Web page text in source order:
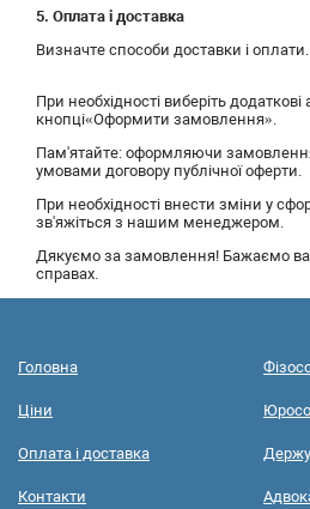
5. Оплата і доставка
Визначте способи доставки і оплати.
При необхідності виберіть додаткові
кнопці«Оформити замовлення».
Пам'ятайте: оформляючи
умовами договору публічної оферти.
При необхідності внести зміни у
зв'яжіться з нашим менеджером.
Дякуємо за замовлення! Бажаємо
справах.
Головна
Ціни
Оплата і доставка
Контакти